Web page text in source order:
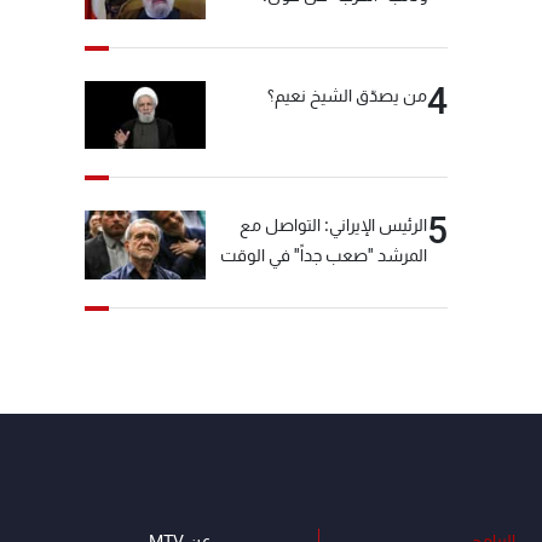
4من يصدّق الشيخ نعيم؟
5الرئيس الإيراني: التواصل مع
المرشد "صعب جداً" في الوقت